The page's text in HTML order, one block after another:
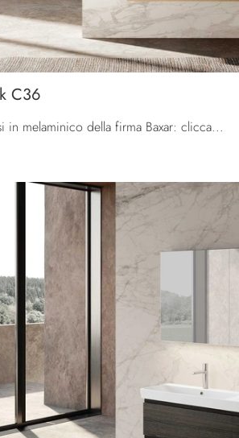
C36
mobili bagno sospesi in melaminico della firma Baxar: clicca e scopri l'arredo bagno moderno Block System Tak C36 per il tuo bagno.